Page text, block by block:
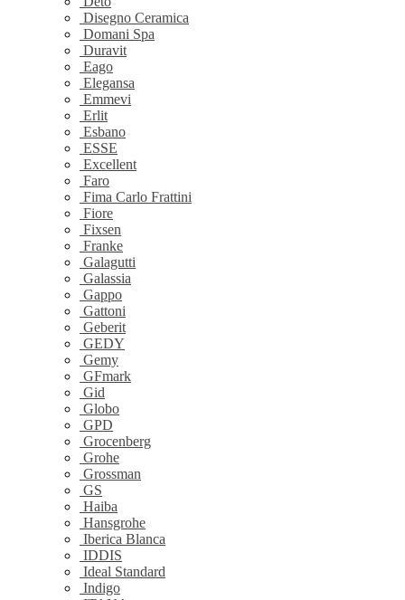
Disegno Ceramica
Domani Spa
Duravit
Eago
Elegansa
Emmevi
Erlit
Esbano
ESSE
Excellent
Faro
Fima Carlo Frattini
Fiore
Fixsen
Franke
Galagutti
Galassia
Gappo
Gattoni
Geberit
GEDY
Gemy
GFmark
Gid
Globo
GPD
Grocenberg
Grohe
Grossman
GS
Haiba
Hansgrohe
Iberica Blanca
IDDIS
Ideal Standard
Indigo